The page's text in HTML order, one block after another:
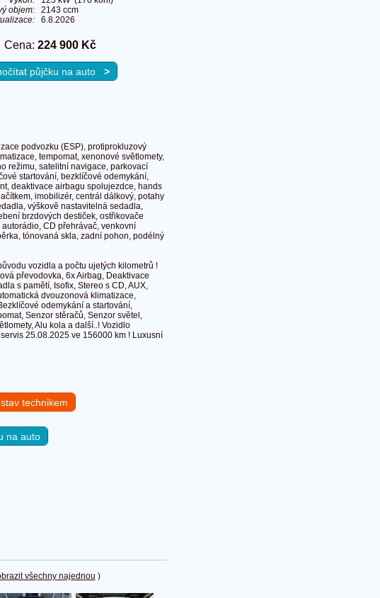
objem:
2143 ccm
6.8.2026
Cena: 224 900 Kč
půjčku na auto >
podvozku (ESP), protiprokluzový
tempomat, xenonové světlomety,
režimu, satelitní navigace, parkovací
startování, bezklíčové odemykání,
deaktivace airbagu spolujezdce, hands
imobilizér, centrál dálkový, potahy
výškově nastavitelná sedadla,
brzdových destiček, ostřikovače
CD přehrávač, venkovní
tónovaná skla, zadní pohon, podélný
vozidla a počtu ujetých kilometrů !
převodovka, 6x Airbag, Deaktivace
s pamětí, Isofix, Stereo s CD, AUX,
dvouzonová klimatizace,
odemykání a startování,
Senzor stěračů, Senzor světel,
Alu kola a další..! Vozidlo
25.08.2025 ve 156000 km ! Luxusní
technikem
na auto
všechny najednou )